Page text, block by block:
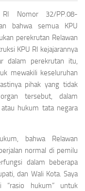
Nomor 32/PP.08-
bahwa semua KPU
perekrutan Relawan
KPU RI kejajarannya
dalam perekrutan itu,
mewakili keseluruhan
pihak yang tidak
tersebut, dalam
hukum tata negara
bahwa Relawan
normal di pemilu
dalam beberapa
dan Wali Kota. Saya
hukum” untuk